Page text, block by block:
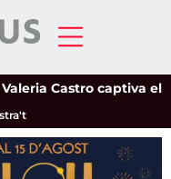
Castro captiva el